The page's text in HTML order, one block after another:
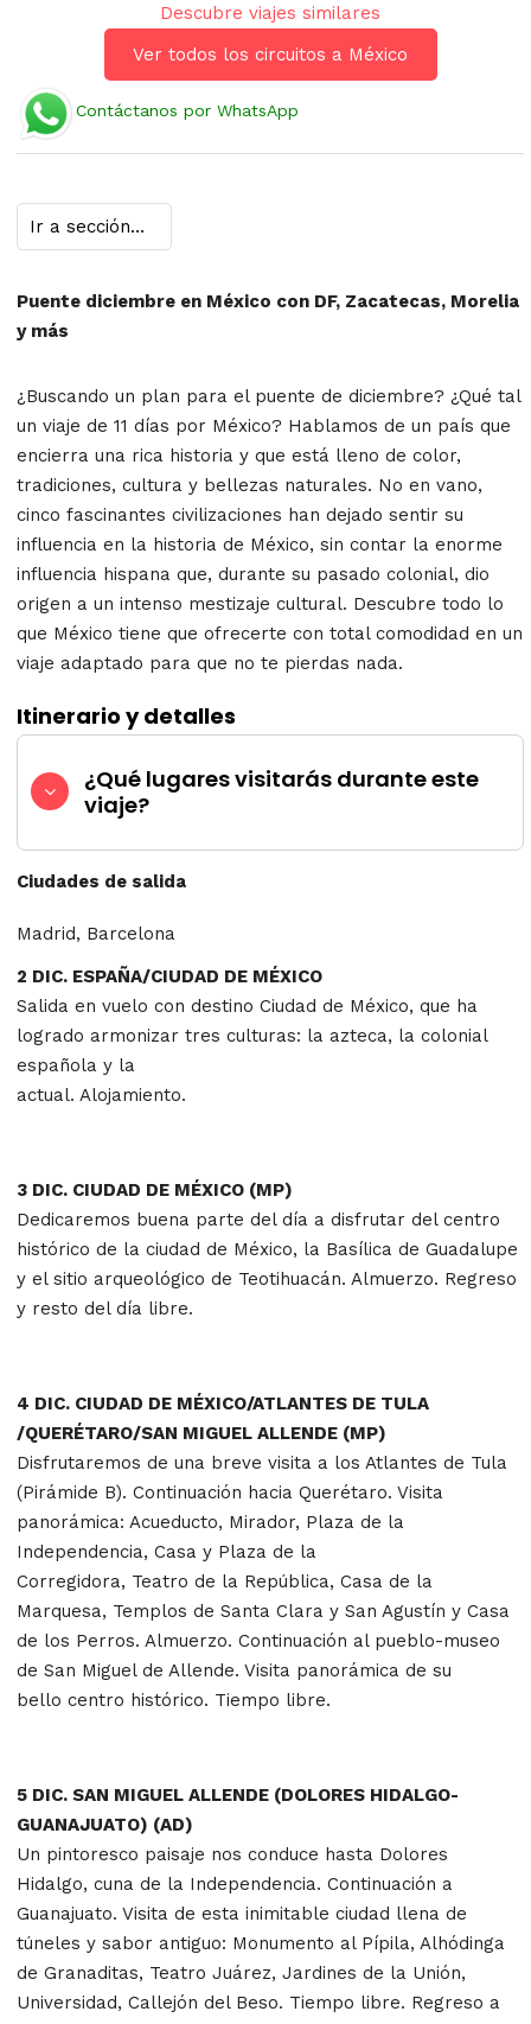
Descubre viajes similares
Ver todos los circuitos a México
Contáctanos por WhatsApp
Puente diciembre en México con DF, Zacatecas, Morelia
y más
¿Buscando un plan para el puente de diciembre? ¿Qué tal
un viaje de 11 días por México? Hablamos de un país que
encierra una rica historia y que está lleno de color,
tradiciones, cultura y bellezas naturales. No en vano,
cinco fascinantes civilizaciones han dejado sentir su
influencia en la historia de México, sin contar la enorme
influencia hispana que, durante su pasado colonial, dio
origen a un intenso mestizaje cultural. Descubre todo lo
que México tiene que ofrecerte con total comodidad en un
viaje adaptado para que no te pierdas nada.
Itinerario y detalles
¿Qué lugares visitarás durante este
viaje?
Ciudades de salida
Madrid, Barcelona
2 DIC. ESPAÑA/CIUDAD DE MÉXICO
Salida en vuelo con destino Ciudad de México, que ha
logrado armonizar tres culturas: la azteca, la colonial
española y la
actual. Alojamiento.
3 DIC. CIUDAD DE MÉXICO (MP)
Dedicaremos buena parte del día a disfrutar del centro
histórico de la ciudad de México, la Basílica de Guadalupe
y el sitio arqueológico de Teotihuacán. Almuerzo. Regreso
y resto del día libre.
4 DIC. CIUDAD DE MÉXICO/ATLANTES DE TULA
/QUERÉTARO/SAN MIGUEL ALLENDE (MP)
Disfrutaremos de una breve visita a los Atlantes de Tula
(Pirámide B). Continuación hacia Querétaro. Visita
panorámica: Acueducto, Mirador, Plaza de la
Independencia, Casa y Plaza de la
Corregidora, Teatro de la República, Casa de la
Marquesa, Templos de Santa Clara y San Agustín y Casa
de los Perros. Almuerzo. Continuación al pueblo-museo
de San Miguel de Allende. Visita panorámica de su
bello centro histórico. Tiempo libre.
5 DIC. SAN MIGUEL ALLENDE (DOLORES HIDALGO-
GUANAJUATO) (AD)
Un pintoresco paisaje nos conduce hasta Dolores
Hidalgo, cuna de la Independencia. Continuación a
Guanajuato. Visita de esta inimitable ciudad llena de
túneles y sabor antiguo: Monumento al Pípila, Alhódinga
de Granaditas, Teatro Juárez, Jardines de la Unión,
Universidad, Callejón del Beso. Tiempo libre. Regreso a